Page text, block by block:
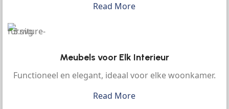
Read More
Meubels voor Elk Interieur
Functioneel en elegant, ideaal voor elke woonkamer.
Read More